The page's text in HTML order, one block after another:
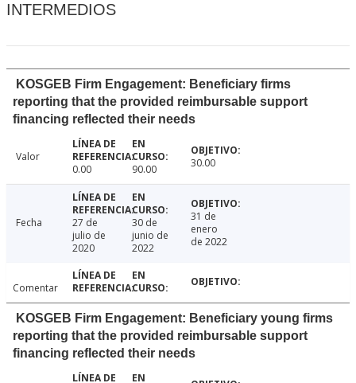
INTERMEDIOS
KOSGEB Firm Engagement: Beneficiary firms
reporting that the provided reimbursable support
financing reflected their needs
Valor
0.00
90.00 30.00
Fecha
27 de
julio de
2020
30 de
junio de
2022
31 de
enero
de 2022
Comentar
KOSGEB Firm Engagement: Beneficiary young firms
reporting that the provided reimbursable support
financing reflected their needs